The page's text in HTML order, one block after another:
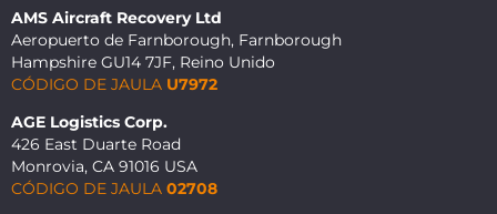
AMS Aircraft Recovery Ltd
Aeropuerto de Farnborough, Farnborough
Hampshire GU14 7JF, Reino Unido
CÓDIGO DE JAULA U7972
AGE Logistics Corp.
426 East Duarte Road
Monrovia, CA 91016 USA
CÓDIGO DE JAULA 02708